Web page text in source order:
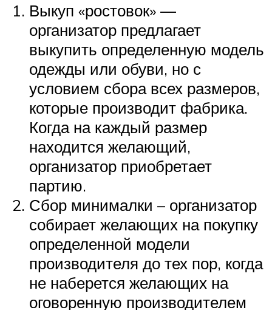
Выкуп «ростовок» —
организатор предлагает
выкупить определенную модель
одежды или обуви, но с
условием сбора всех размеров,
которые производит фабрика.
Когда на каждый размер
находится желающий,
организатор приобретает
партию.
Сбор минималки – организатор
собирает желающих на покупку
определенной модели
производителя до тех пор, когда
не наберется желающих на
оговоренную производителем